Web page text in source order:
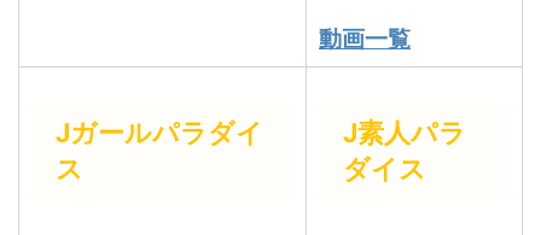
動画一覧
Jガールパラダイ
ス
J素人パラ
ダイス